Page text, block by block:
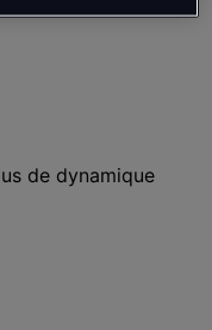
de dynamique